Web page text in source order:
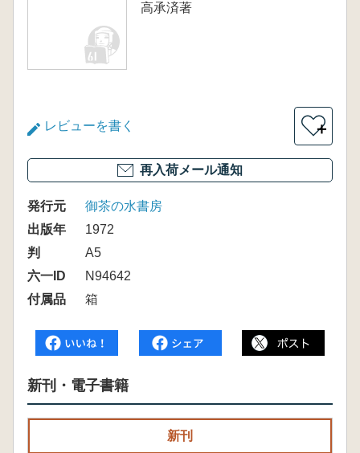
高承済著
レビューを書く ＋
再入荷メール通知
発行元
御茶の水書房
出版年
1972
判
A5
六一ID
N94642
付属品
箱
新刊・電子書籍
新刊